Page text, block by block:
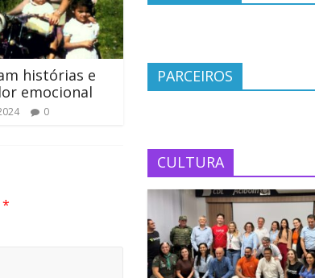
histórias e
emocional
0
*
PARCEIROS
CULTURA